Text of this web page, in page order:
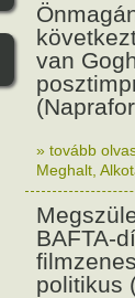
van
» tovább
Meghalt
BAFTA-
politikus